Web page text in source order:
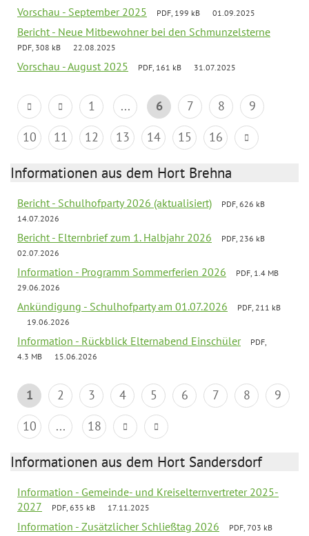
Vorschau - September 2025 PDF, 199 kB 01.09.2025
Bericht - Neue Mitbewohner bei den Schmunzelsterne
PDF, 308 kB 22.08.2025
Vorschau - August 2025 PDF, 161 kB 31.07.2025
1 ... 6 7 8
9
10
11 12 13 14 15 16
Informationen aus dem Hort Brehna
Bericht - Schulhofparty 2026 (aktualisiert)
PDF, 626 kB
14.07.2026
Bericht - Elternbrief zum 1. Halbjahr 2026
PDF, 236 kB
02.07.2026
Information - Programm Sommerferien 2026
PDF, 1.4 MB
29.06.2026
Ankündigung - Schulhofparty am 01.07.2026
PDF, 211 kB
19.06.2026
Information - Rückblick Elternabend Einschüler
PDF,
4.3 MB
15.06.2026
1 2 3 4 5 6 7 8
9
10
... 18
Informationen aus dem Hort Sandersdorf
Information - Gemeinde- und Kreiselternvertreter 2025-
2027
PDF, 635 kB 17.11.2025
Information - Zusätzlicher Schließtag 2026
PDF, 703 kB